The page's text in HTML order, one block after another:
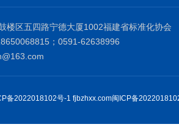
楼区五四路宁德大厦1002福建省标准化协会
；0591-62638996
备2022018102号-1 fjbzhxx.com闽ICP备